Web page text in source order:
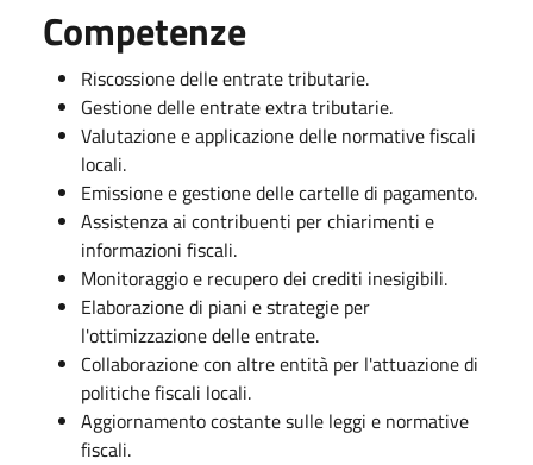
Competenze
Riscossione delle entrate tributarie.
Gestione delle entrate extra tributarie.
Valutazione e applicazione delle normative fiscali
locali.
Emissione e gestione delle cartelle di pagamento.
Assistenza ai contribuenti per chiarimenti e
informazioni fiscali.
Monitoraggio e recupero dei crediti inesigibili.
Elaborazione di piani e strategie per
l'ottimizzazione delle entrate.
Collaborazione con altre entità per l'attuazione di
politiche fiscali locali.
Aggiornamento costante sulle leggi e normative
fiscali.